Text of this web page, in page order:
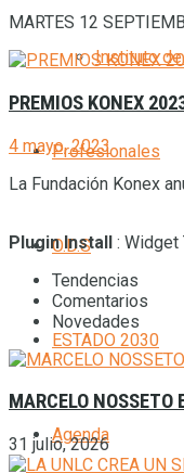
Instituto de
Profesionales
O.D.S
ESTADO 2030
Agenda
MARTES 12
PREMIOS KONEX
4 mayo, 2023
La Fundación Konex
Plugin Install :
Tendencias
Comentarios
Novedades
MARCELO NOSSETO
31 julio, 2026